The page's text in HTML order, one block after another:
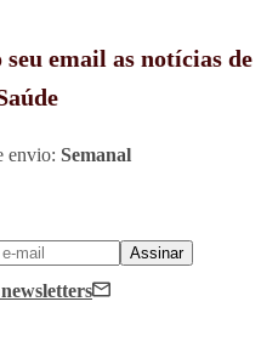
seu email as notícias de
envio: Semanal
Assinar